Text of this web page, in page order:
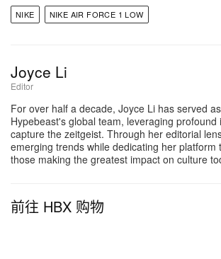
NIKE NIKE AIR FORCE 1 LOW
Joyce Li
Editor
For over half a decade, Joyce Li has served
Hypebeast's global team, leveraging profound
capture the zeitgeist. Through her editorial
emerging trends while dedicating her platform
those making the greatest impact on culture
前往 HBX 购物